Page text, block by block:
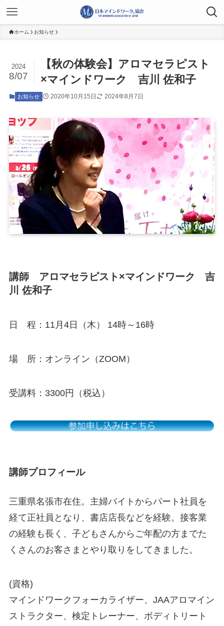
ホーム お知らせ
【秋の体験会】アロマセラピスト
×マインドワーク 吉川 佐和子
2024
8/07
お知らせ 2020年10月15日 2024年8月7日
講師 アロマセラピスト×マインドワーク 吉
川 佐和子
日 程：11月4日（木） 14時～16時
場 所：オンライン（ZOOM）
受講料：3300円（税込）
講師プロフィール
三重県名張市在住。主婦バイトからパート社員を
経て正社員となり、書店店長などを経験。接客業
の経験も長く、子どもさんからご年配の方までた
くさんのお客さまとやり取りをしてきました。
(資格)
マインドワークフォーカライザー、JAAアロマイン
ストラクター、検定トレーナー、ボディトリート